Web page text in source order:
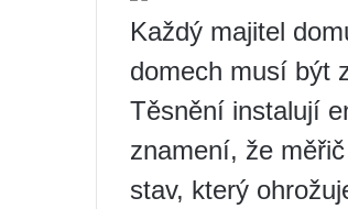
Každý majitel
domech musí být
Těsnění instalují
znamení, že
stav, který